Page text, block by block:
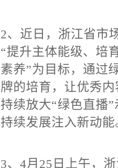
2、 近日，浙江省市
“提升主体能级、培
素养”为目标，通过
牌的培育，让优秀
持续放大“绿色直播
持续发展注入新动能
3、 4月 25 日上午，